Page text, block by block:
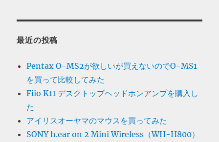
最近の投稿
Pentax O-MS2が欲しいが買えないのでO-MS1
を買って比較してみた
Fiio K11 デスクトップヘッドホンアンプを購入し
た
アイリスオーヤマのマウスを買ってみた
SONY h.ear on 2 Mini Wireless（WH-H800）